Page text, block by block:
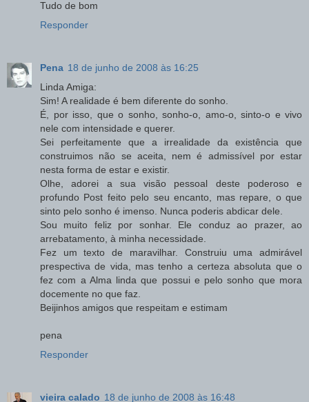
Tudo de bom
Responder
Pena 18 de junho de 2008 às 16:25
Linda Amiga:
Sim! A realidade é bem diferente do sonho.
É, por isso, que o sonho, sonho-o, amo-o, sinto-o e vivo
nele com intensidade e querer.
Sei perfeitamente que a irrealidade da existência que
construimos não se aceita, nem é admissível por estar
nesta forma de estar e existir.
Olhe, adorei a sua visão pessoal deste poderoso e
profundo Post feito pelo seu encanto, mas repare, o que
sinto pelo sonho é imenso. Nunca poderis abdicar dele.
Sou muito feliz por sonhar. Ele conduz ao prazer, ao
arrebatamento, à minha necessidade.
Fez um texto de maravilhar. Construiu uma admirável
prespectiva de vida, mas tenho a certeza absoluta que o
fez com a Alma linda que possui e pelo sonho que mora
docemente no que faz.
Beijinhos amigos que respeitam e estimam
pena
Responder
vieira calado 18 de junho de 2008 às 16:48